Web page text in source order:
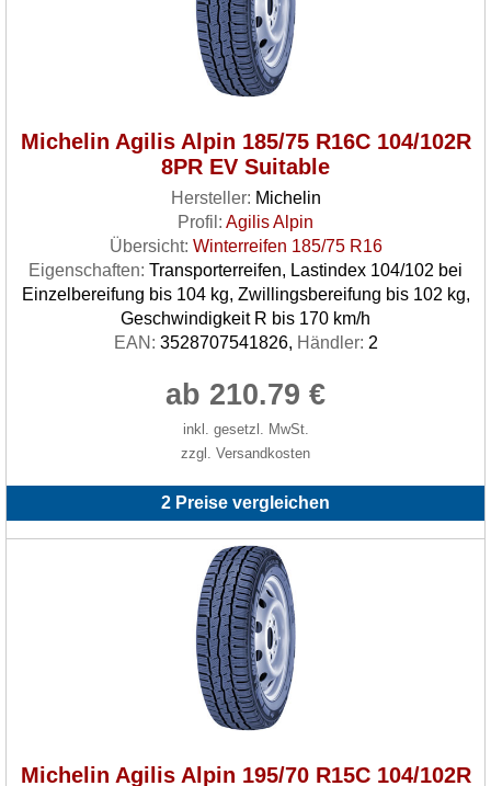
Michelin Agilis Alpin 185/75 R16C 104/102R
8PR EV Suitable
Hersteller: Michelin
Profil: Agilis Alpin
Übersicht: Winterreifen 185/75 R16
Eigenschaften: Transporterreifen, Lastindex 104/102 bei
Einzelbereifung bis 104 kg, Zwillingsbereifung bis 102 kg,
Geschwindigkeit R bis 170 km/h
EAN: 3528707541826, Händler: 2
ab 210.79 €
inkl. gesetzl. MwSt.
zzgl. Versandkosten
2 Preise vergleichen
Michelin Agilis Alpin 195/70 R15C 104/102R